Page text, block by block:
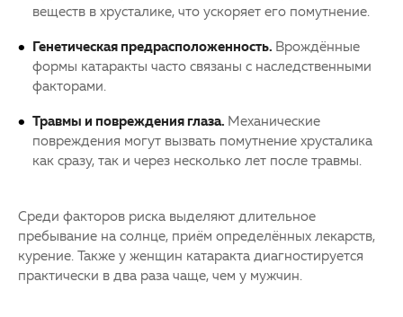
веществ в хрусталике, что ускоряет его помутнение.
Генетическая предрасположенность. Врождённые
формы катаракты часто связаны с наследственными
факторами.
Травмы и повреждения глаза. Механические
повреждения могут вызвать помутнение хрусталика
как сразу, так и через несколько лет после травмы.
Среди факторов риска выделяют длительное
пребывание на солнце, приём определённых лекарств,
курение. Также у женщин катаракта диагностируется
практически в два раза чаще, чем у мужчин.